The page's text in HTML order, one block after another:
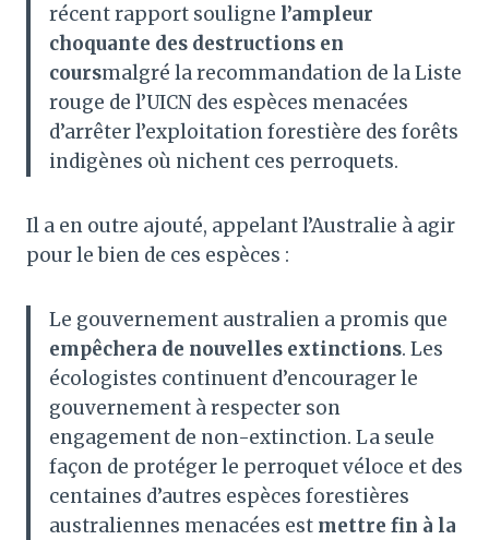
récent rapport souligne l’ampleur
choquante des destructions en
coursmalgré la recommandation de la Liste
rouge de l’UICN des espèces menacées
d’arrêter l’exploitation forestière des forêts
indigènes où nichent ces perroquets.
Il a en outre ajouté, appelant l’Australie à agir
pour le bien de ces espèces :
Le gouvernement australien a promis que
empêchera de nouvelles extinctions. Les
écologistes continuent d’encourager le
gouvernement à respecter son
engagement de non-extinction. La seule
façon de protéger le perroquet véloce et des
centaines d’autres espèces forestières
australiennes menacées est mettre fin à la